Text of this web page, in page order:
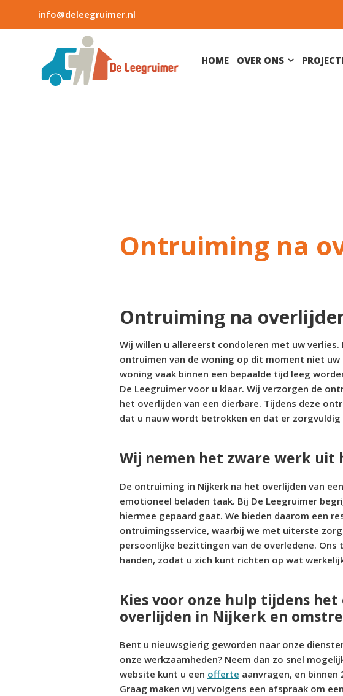
info@deleegruimer.nl
HOME OVER ONS
Ontruiming na
Ontruiming na
Wij willen u allereerst condoleren met uw
ontruimen van de woning op dit moment niet
woning vaak binnen een bepaalde tijd leeg
De Leegruimer voor u klaar. Wij verzorgen de
het overlijden van een dierbare. Tijdens deze
dat u nauw wordt betrokken en dat er
Wij nemen het zware werk uit
De ontruiming in Nijkerk na het overlijden van
emotioneel beladen taak. Bij De Leegruimer
hiermee gepaard gaat. We bieden daarom een
ontruimingsservice, waarbij we met uiterste
persoonlijke bezittingen van de overledene.
handen, zodat u zich kunt richten op wat
Kies voor onze hulp tijdens
overlijden in Nijkerk en
Bent u nieuwsgierig geworden naar onze
onze werkzaamheden? Neem dan zo snel
website kunt u een offerte aanvragen, en
Graag maken wij vervolgens een afspraak om